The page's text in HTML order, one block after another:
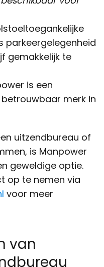
voor
te
is een
merk in
uitzendbureau of
is Manpower
geweldige optie.
te nemen via
van